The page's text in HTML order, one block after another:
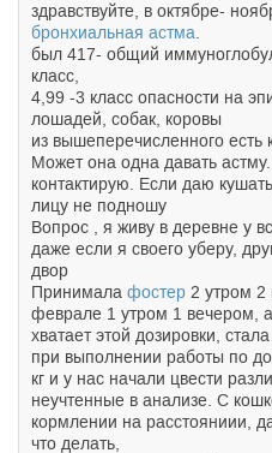
здравствуйте, в октябре-
бронхиальная астма
был 417- общий
класс,
4,99 -3 класс опасности на
лошадей, собак, коровы
из вышеперечисленного есть
Может она одна давать
контактирую. Если даю
лицу не подношу
Вопрос , я живу в деревне у
даже если я своего уберу,
двор
Принимала фостер 2 утром
феврале 1 утром 1 вечером,
хватает этой дозировки,
при выполнении работы по
кг и у нас начали цвести
неучтенные в анализе. С
кормлении на расстояниии,
что делать,